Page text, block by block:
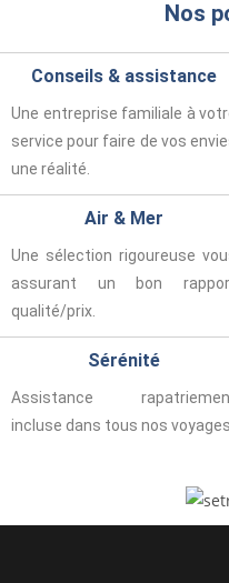
Nos
Conseils & assistance
Une entreprise familiale à
service pour faire de vos
une réalité.
Air & Mer
Une sélection rigoureuse
assurant un bon
qualité/prix.
Sérénité
Assistance
incluse dans tous nos voyages.